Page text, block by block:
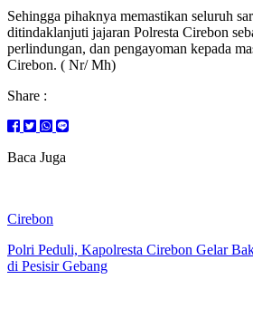
Sehingga pihaknya memastikan seluruh
ditindaklanjuti jajaran Polresta Cirebon
perlindungan, dan pengayoman kepada
Cirebon. ( Nr/ Mh)
Share :
Baca Juga
Cirebon
Polri Peduli, Kapolresta Cirebon Gelar
di Pesisir Gebang